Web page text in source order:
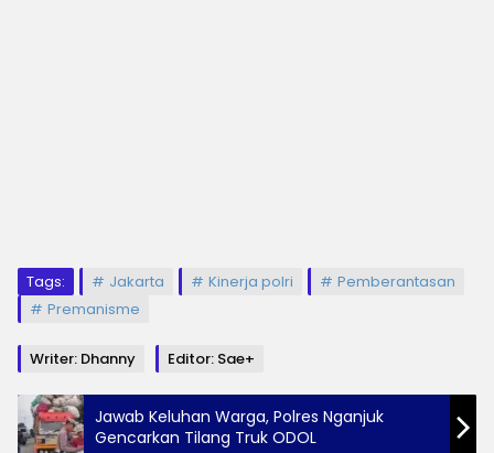
Tags: Jakarta Kinerja polri
Pemberantasan
Premanisme
Writer: Dhanny Editor: Sae+
Jawab Keluhan Warga, Polres Nganjuk
Gencarkan Tilang Truk ODOL